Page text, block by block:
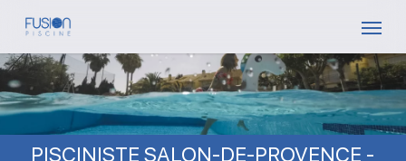
Skip
main
content
PISCINISTE SALON-DE-PROVENCE -